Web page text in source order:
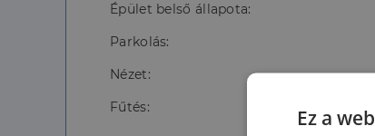
Épület belső állapota:
Parkolás:
Nézet:
Fűtés:
Ez a